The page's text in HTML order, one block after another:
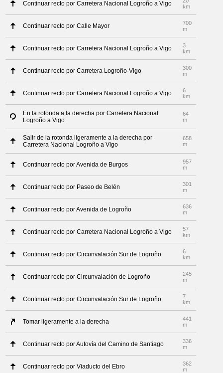
Continuar recto por Carretera Nacional Logroño a Vigo
km
Continuar recto por Calle Mayor
700
m
Continuar recto por Carretera Nacional Logroño a Vigo
3
km
Continuar recto por Carretera Logroño-Vigo
300
m
Continuar recto por Carretera Nacional Logroño a Vigo
6
km
En la rotonda a la derecha por Carretera Nacional
Logroño a Vigo
64
m
Salir de la rotonda ligeramente a la derecha por
Carretera Nacional Logroño a Vigo
658
m
Continuar recto por Avenida de Burgos
957
m
Continuar recto por Paseo de Belén
301
m
Continuar recto por Avenida de Logroño
636
m
Continuar recto por Carretera Nacional Logroño a Vigo
57
km
Continuar recto por Circunvalación Sur de Logroño
6
km
Continuar recto por Circunvalación de Logroño
245
m
Continuar recto por Circunvalación Sur de Logroño
7
km
Tomar ligeramente a la derecha
441
m
Continuar recto por Autovía del Camino de Santiago
336
m
Continuar recto por Viaducto del Ebro
362
m